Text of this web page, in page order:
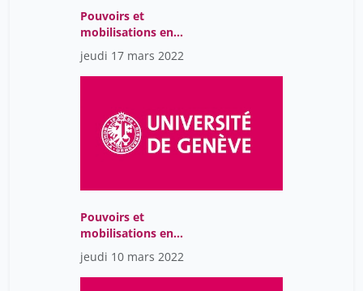
Pouvoirs et
mobilisations en
Amérique Latine : Une
perspective
interdisciplinaire
jeudi 17 mars 2022
Pouvoirs et
mobilisations en
Amérique Latine : Une
perspective
interdisciplinaire
jeudi 10 mars 2022